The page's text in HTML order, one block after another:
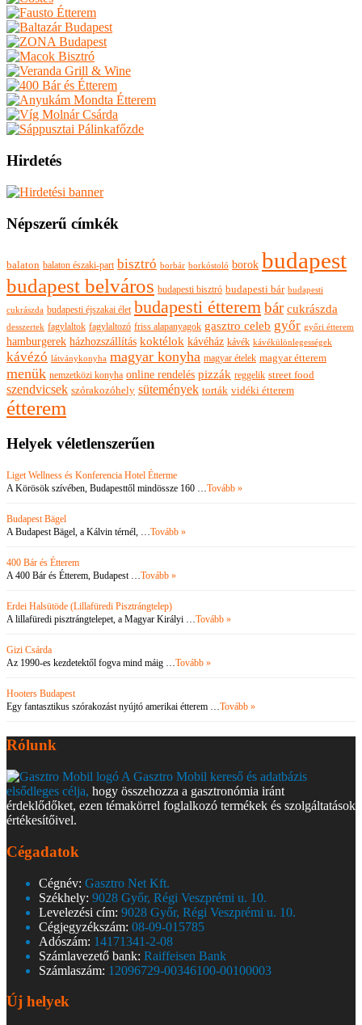
Hirdetés
Népszerű címkék
balaton balaton északi-part bisztró borbár borkóstoló borok budapest
budapest belváros budapesti bisztró budapesti bár budapesti
cukrászda budapesti éjszakai élet budapesti étterembár cukrászda
desszertek fagylaltok fagylaltozó friss alapanyagok gasztro celeb győr győri étterem
hamburgerek házhozszállítás koktélok kávéház kávék kávékülönlegességek
kávézó látványkonyha magyar konyha magyar ételek magyar étterem
menük nemzetközi konyha online rendelés pizzák reggelik street food
szendvicsek szórakozóhely sütemények torták vidéki étterem
étterem
Helyek véletlenszerűen
Liget Wellness és Konferencia Hotel Étterme
A Körösök szívében, Budapesttől mindössze 160 … Tovább »
Budapest Bägel
A Budapest Bägel, a Kálvin térnél, … Tovább »
400 Bár és Étterem
A 400 Bár és Étterem, Budapest … Tovább »
Erdei Halsütöde (Lillafüredi Pisztrángtelep)
A lillafüredi pisztrángtelepet, a Magyar Királyi … Tovább »
Gizi Csárda
Az 1990-es kezdetektől fogva mind máig … Tovább »
Hooters Budapest
Egy fantasztikus szórakozást nyújtó amerikai étterem … Tovább »
Rólunk
A Gasztro Mobil kereső és adatbázis
elsődleges célja, hogy összehozza a gasztronómia iránt
érdeklődőket, ezen témakörrel foglalkozó termékek és szolgáltatások
értékesítőivel.
Cégadatok
Cégnév: Gasztro Net Kft.
Székhely: 9028 Győr, Régi Veszprémi u. 10.
Levelezési cím: 9028 Győr, Régi Veszprémi u. 10.
Cégjegyzékszám: 08-09-015785
Adószám: 14171341-2-08
Számlavezető bank: Raiffeisen Bank
Számlaszám: 12096729-00346100-00100003
Új helyek